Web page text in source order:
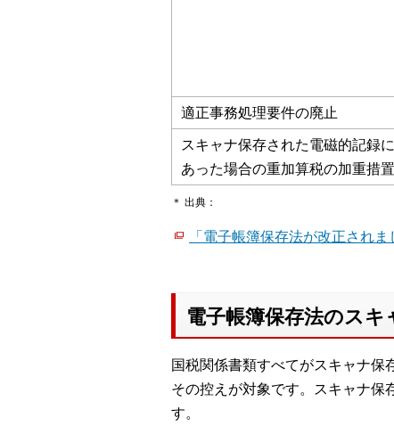
適正事務処理要件の廃止
スキャナ保存された電磁的記録
あった場合の重加算税の加重措置
＊ 出典：
「電子帳簿保存法が改正され
電子帳簿保存法のス
国税関係書類すべてがスキャナ保
その控えが対象です。スキャナ保
す。